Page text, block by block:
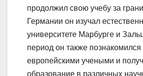
продолжил свою учебу за
Германии он изучал
университете Марбурге и
период он также познакомился
европейскими учеными и
образование в различных